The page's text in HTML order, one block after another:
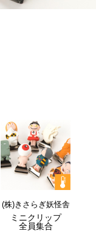
(株)きさらぎ妖怪舎
ミニクリップ
全員集合